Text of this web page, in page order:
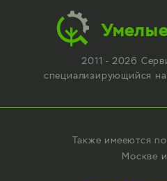
2011 - 2026
специализирующийся
Также имееются
Москве